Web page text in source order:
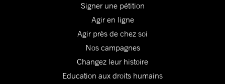
Signer une pétition
Agir en ligne
Agir près de chez soi
Nos campagnes
Changez leur histoire
Education aux droits humains